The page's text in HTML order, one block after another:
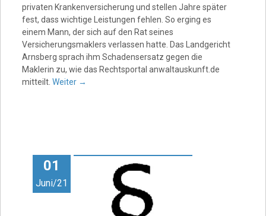
privaten Krankenversicherung und stellen Jahre später
fest, dass wichtige Leistungen fehlen. So erging es
einem Mann, der sich auf den Rat seines
Versicherungsmaklers verlassen hatte. Das Landgericht
Arnsberg sprach ihm Schadensersatz gegen die
Maklerin zu, wie das Rechtsportal anwaltauskunft.de
mitteilt. Weiter →
01
Juni/21